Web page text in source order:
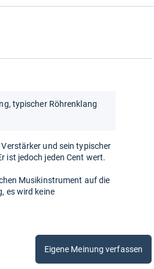
typischer Röhrenklang
und sein typischer
ist jedoch jeden Cent wert.
Musikinstrument auf die
es wird keine
Eigene Meinung verfassen